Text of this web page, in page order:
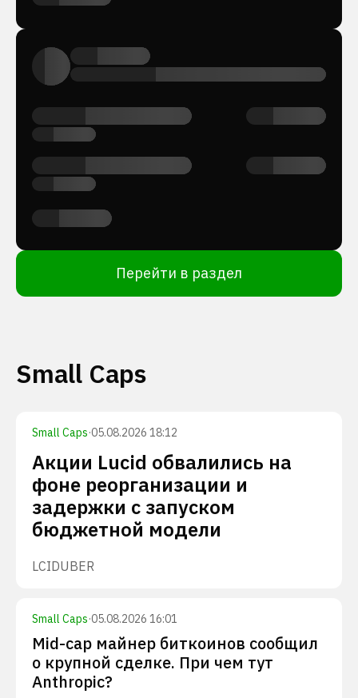
Перейти в раздел
Small Caps
Small Caps·05.08.2026 18:12
Акции Lucid обвалились на
фоне реорганизации и
задержки с запуском
бюджетной модели
LCIDUBER
Small Caps·05.08.2026 16:01
Mid-cap майнер биткоинов сообщил
о крупной сделке. При чем тут
Anthropic?